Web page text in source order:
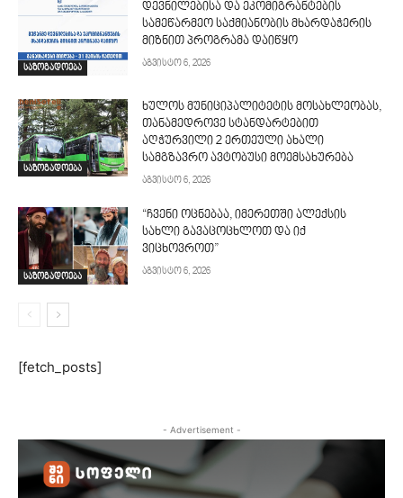
საზოგადოება
დევნილებისა და ეკომიგრანტების
სამეწარმეო საქმიანობის მხარდაჭერის
მიზნით პროგრამა დაიწყო
აგვისტო 6, 2026
საზოგადოება
ხულოს მუნიციპალიტეტის მოსახლეობას,
თანამედროვე სტანდარტებით
აღჭურვილი 2 ერთეული ახალი
სამგზავრო ავტობუსი მოემსახურება
აგვისტო 6, 2026
საზოგადოება
“ჩვენი ოცნებაა, იმერეთში ალექსის
სახლი გავაცოცხლოთ და იქ
ვიცხოვროთ”
აგვისტო 6, 2026
[fetch_posts]
- Advertisement -